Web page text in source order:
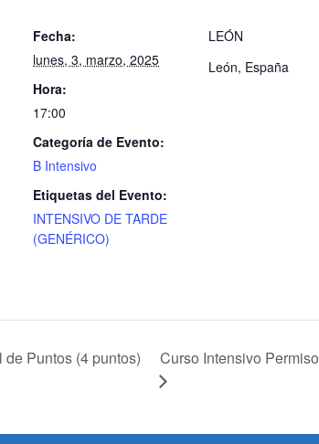
Fecha:
lunes, 3, marzo, 2025
Hora:
17:00
Categoría de Evento:
B Intensivo
Etiquetas del Evento:
INTENSIVO DE TARDE
(GENÉRICO)
LEÓN
León, España
Puntos (4 puntos) Curso Intensivo